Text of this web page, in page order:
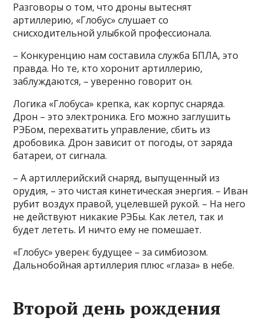
Разговоры о том, что дроны вытеснят
артиллерию, «Глобус» слушает со
снисходительной улыбкой профессионала.
– Конкуренцию нам составила служба БПЛА, это
правда. Но те, кто хоронит артиллерию,
заблуждаются, – уверенно говорит он.
Логика «Глобуса» крепка, как корпус снаряда.
Дрон – это электроника. Его можно заглушить
РЭБом, перехватить управление, сбить из
дробовика. Дрон зависит от погоды, от заряда
батареи, от сигнала.
– А артиллерийский снаряд, выпущенный из
орудия, – это чистая кинетическая энергия. – Иван
рубит воздух правой, уцелевшей рукой. – На него
не действуют никакие РЭБы. Как летел, так и
будет лететь. И ничто ему не помешает.
«Глобус» уверен: будущее – за симбиозом.
Дальнобойная артиллерия плюс «глаза» в небе.
Второй день рождения